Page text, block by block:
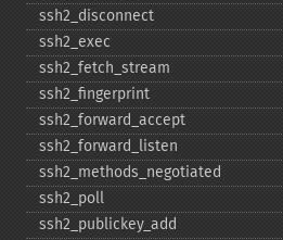
ssh2_​disconnect
ssh2_​exec
ssh2_​fetch_​stream
ssh2_​fingerprint
ssh2_​forward_​accept
ssh2_​forward_​listen
ssh2_​methods_​negotiated
ssh2_​poll
ssh2_​publickey_​add